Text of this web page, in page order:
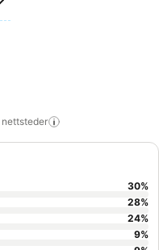
nettsteder
30%
28%
24%
9%